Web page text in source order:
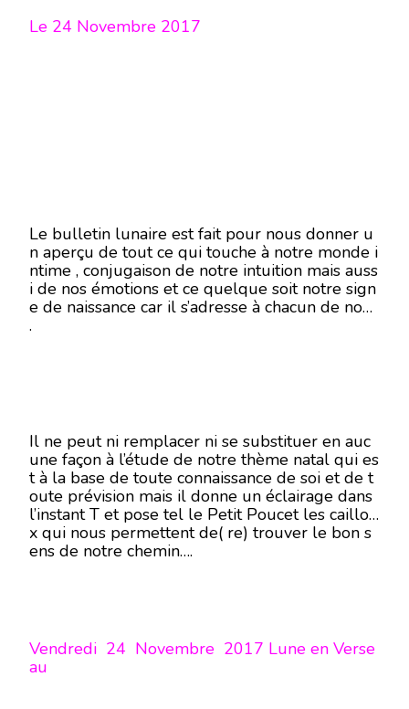
Le 24 Novembre 2017
Le bulletin lunaire est fait pour nous donner u
n aperçu de tout ce qui touche à notre monde i
ntime , conjugaison de notre intuition mais auss
i de nos émotions et ce quelque soit notre sign
e de naissance car il s’adresse à chacun de nous
.
Il ne peut ni remplacer ni se substituer en auc
une façon à l’étude de notre thème natal qui es
t à la base de toute connaissance de soi et de t
oute prévision mais il donne un éclairage dans
l’instant T et pose tel le Petit Poucet les caillou
x qui nous permettent de( re) trouver le bon s
ens de notre chemin….
Vendredi 24 Novembre 2017 Lune en Verse
au